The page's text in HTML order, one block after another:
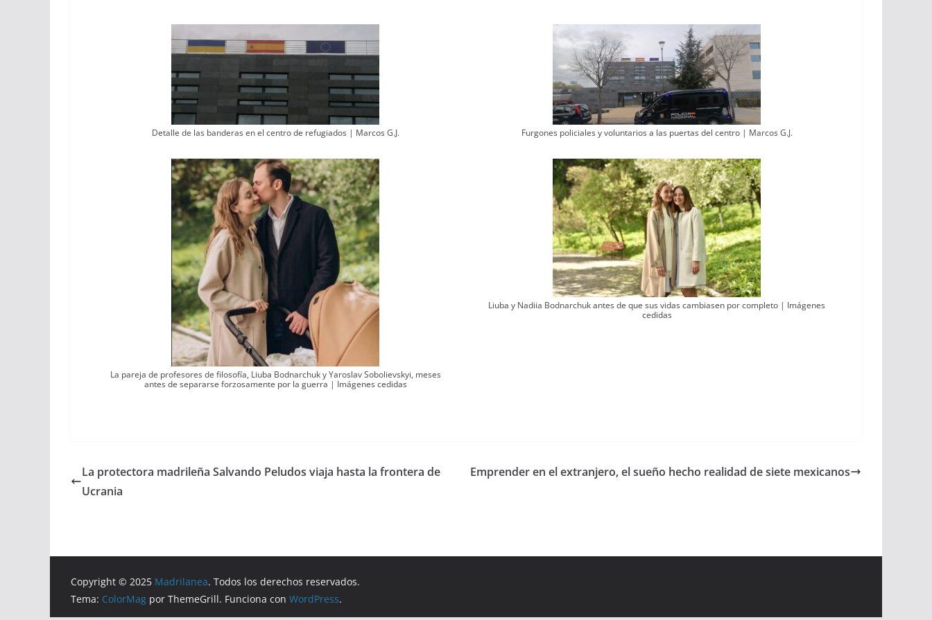
Detalle de las banderas en el centro de refugiados | Marcos G.J. Furgones policiales y voluntarios a las puertas del centro | Marcos G.J.
La pareja de profesores de filosofía, Liuba Bodnarchuk y Yaroslav Sobolievskyi, meses
antes de separarse forzosamente por la guerra | Imágenes cedidas
Liuba y Nadiia Bodnarchuk antes de que sus vidas cambiasen por completo | Imágenes
cedidas
La protectora madrileña Salvando Peludos viaja hasta la frontera de
Ucrania
Emprender en el extranjero, el sueño hecho realidad de siete mexicanos
Copyright © 2025 Madrilanea. Todos los derechos reservados.
Tema: ColorMag por ThemeGrill. Funciona con WordPress.